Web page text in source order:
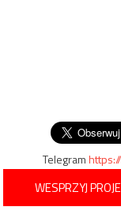
Telegram
WESPRZYJ